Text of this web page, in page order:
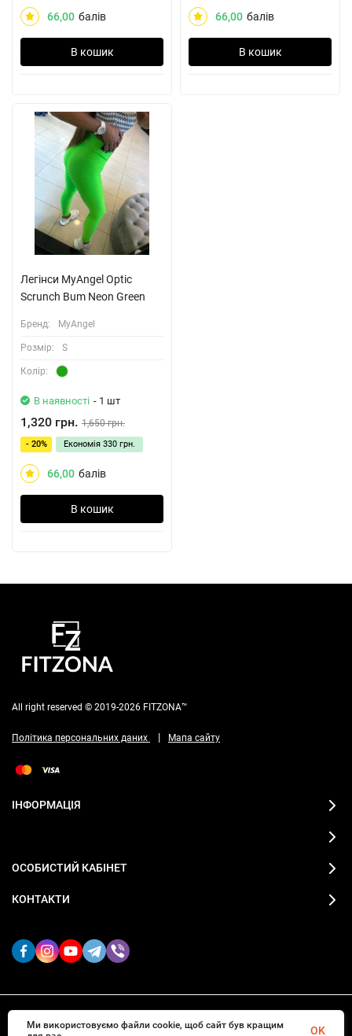
66,00 балів
В кошик
66,00 балів
В кошик
Легінси MyAngel Optic
Scrunch Bum Neon Green
Бренд: MyAngel
Розмiр: S
Колiр:
В наявності - 1 шт
1,320 грн. 1,650 грн.
- 20% Економія 330 грн.
66,00 балів
В кошик
All right reserved © 2019-2026 FITZONA™
Політика персональних даних | Мапа сайту
ІНФОРМАЦІЯ
ОСОБИСТИЙ КАБІНЕТ
КОНТАКТИ
2019-2026 © FITZONA магазин спортивного одягу
Ми використовуємо файли cookie, щоб сайт був кращим
OK